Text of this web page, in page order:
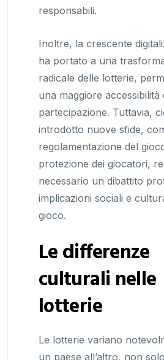
responsabili.
Inoltre, la crescente
ha portato a una
radicale delle lotterie,
una maggiore accessibilità
partecipazione. Tuttavia,
introdotto nuove sfide,
regolamentazione del
protezione dei giocatori,
necessario un dibattito
implicazioni sociali e
gioco.
Le differenze
culturali nelle
lotterie
Le lotterie variano
un paese all’altro, non